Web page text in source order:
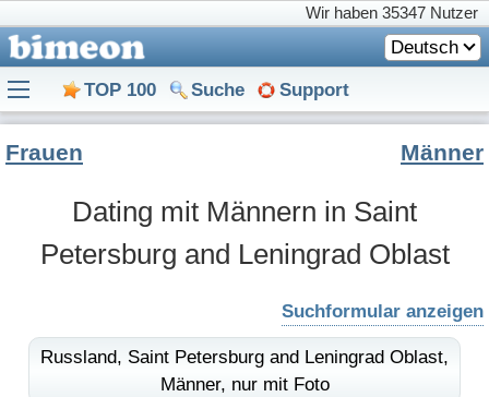
Wir haben 35347 Nutzer
Deutsch
TOP 100 Suche Support
Dating mit Männern in Saint
Petersburg and Leningrad Oblast
Frauen Männer
Suchformular anzeigen
Russland, Saint Petersburg and Leningrad Oblast,
Männer, nur mit Foto